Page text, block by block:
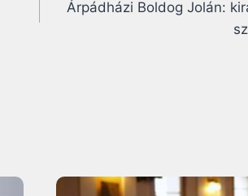
Árpádházi Boldog Jolán: